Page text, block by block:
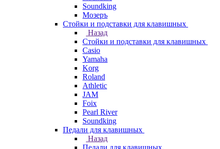
Soundking
Мозеръ
Стойки и подставки для клавишных
Назад
Стойки и подставки для клавишных
Casio
Yamaha
Korg
Roland
Athletic
JAM
Foix
Pearl River
Soundking
Педали для клавишных
Назад
Педали для клавишных